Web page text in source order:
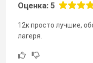
Оценка: 5
12к просто лучшие,
лагеря.